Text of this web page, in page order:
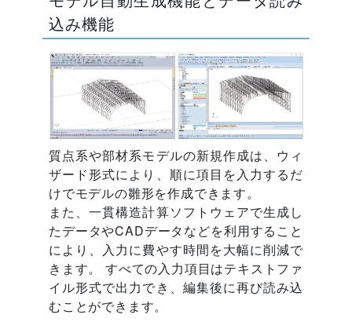
込み機能
質点系や部材系モデルの新規作成は、ウィ
ザード形式により、順に項目を入力するだ
けでモデルの雛形を作成できます。
また、一貫構造計算ソフトウェアで生成し
たデータやCADデータなどを利用すること
により、入力に費やす時間を大幅に削減で
きます。 すべての入力項目はテキストファ
イル形式で出力でき、編集後に再び読み込
むことができます。